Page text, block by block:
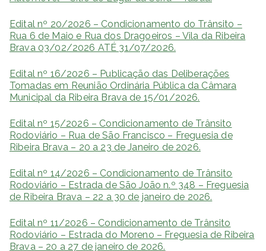
Edital nº 20/2026 – Condicionamento do Trânsito –
Rua 6 de Maio e Rua dos Dragoeiros – Vila da Ribeira
Brava 03/02/2026 ATÉ 31/07/2026.
Edital nº 16/2026 – Publicação das Deliberações
Tomadas em Reunião Ordinária Pública da Câmara
Municipal da Ribeira Brava de 15/01/2026.
Edital nº 15/2026 – Condicionamento de Trânsito
Rodoviário – Rua de São Francisco – Freguesia de
Ribeira Brava – 20 a 23 de Janeiro de 2026.
Edital nº 14/2026 – Condicionamento de Trânsito
Rodoviário – Estrada de São João n.º 348 – Freguesia
de Ribeira Brava – 22 a 30 de janeiro de 2026.
Edital nº 11/2026 – Condicionamento de Trânsito
Rodoviário – Estrada do Moreno – Freguesia de Ribeira
Brava – 20 a 27 de janeiro de 2026.